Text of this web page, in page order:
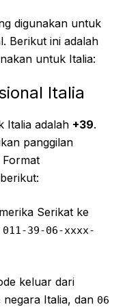
digunakan untuk
Berikut ini adalah
untuk Italia:
Italia
Italia adalah +39.
panggilan
Serikat ke
011-39-06-xxxx-
keluar dari
negara Italia, dan 06